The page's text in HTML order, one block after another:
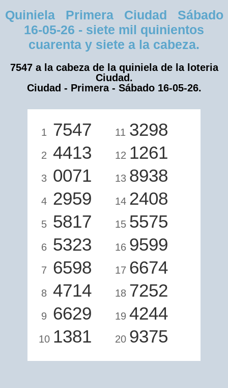
Quiniela Primera Ciudad Sábado
16-05-26 - siete mil quinientos
cuarenta y siete a la cabeza.
7547 a la cabeza de la quiniela de la loteria
Ciudad.
Ciudad - Primera - Sábado 16-05-26.
1 7547
2 4413
3 0071
4 2959
5 5817
6 5323
7 6598
8 4714
9 6629
10 1381
11 3298
12 1261
13 8938
14 2408
15 5575
16 9599
17 6674
18 7252
19 4244
20 9375